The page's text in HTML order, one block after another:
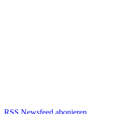
RSS Newsfeed abonieren